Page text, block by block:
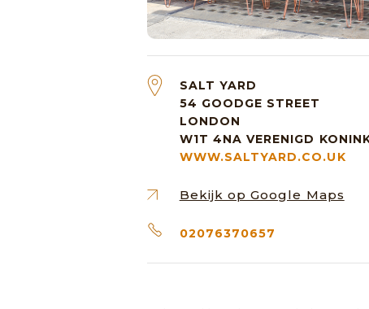
SALT YARD
54 GOODGE STREET
LONDON
W1T 4NA VERENIGD
WWW.SALTYARD.CO.UK
Bekijk op Google Maps
02076370657